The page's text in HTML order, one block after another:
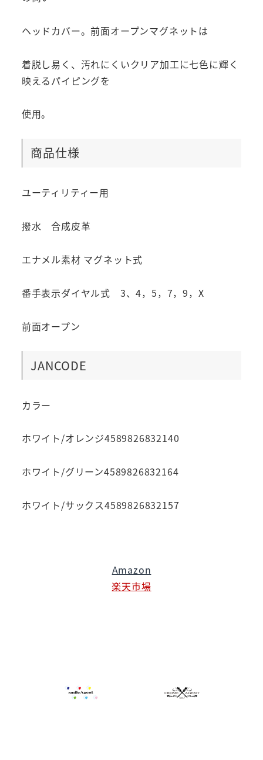
ヘッドカバー。前面オープンマグネットは
着脱し易く、汚れにくいクリア加工に七色に輝く
映えるパイピングを
使用。
商品仕様
ユーティリティー用
撥水 合成皮革
エナメル素材 マグネット式
番手表示ダイヤル式 3、4，5，7，9，X
前面オープン
JANCODE
カラー
ホワイト/オレンジ4589826832140
ホワイト/グリーン4589826832164
ホワイト/サックス4589826832157
Amazon
楽天市場